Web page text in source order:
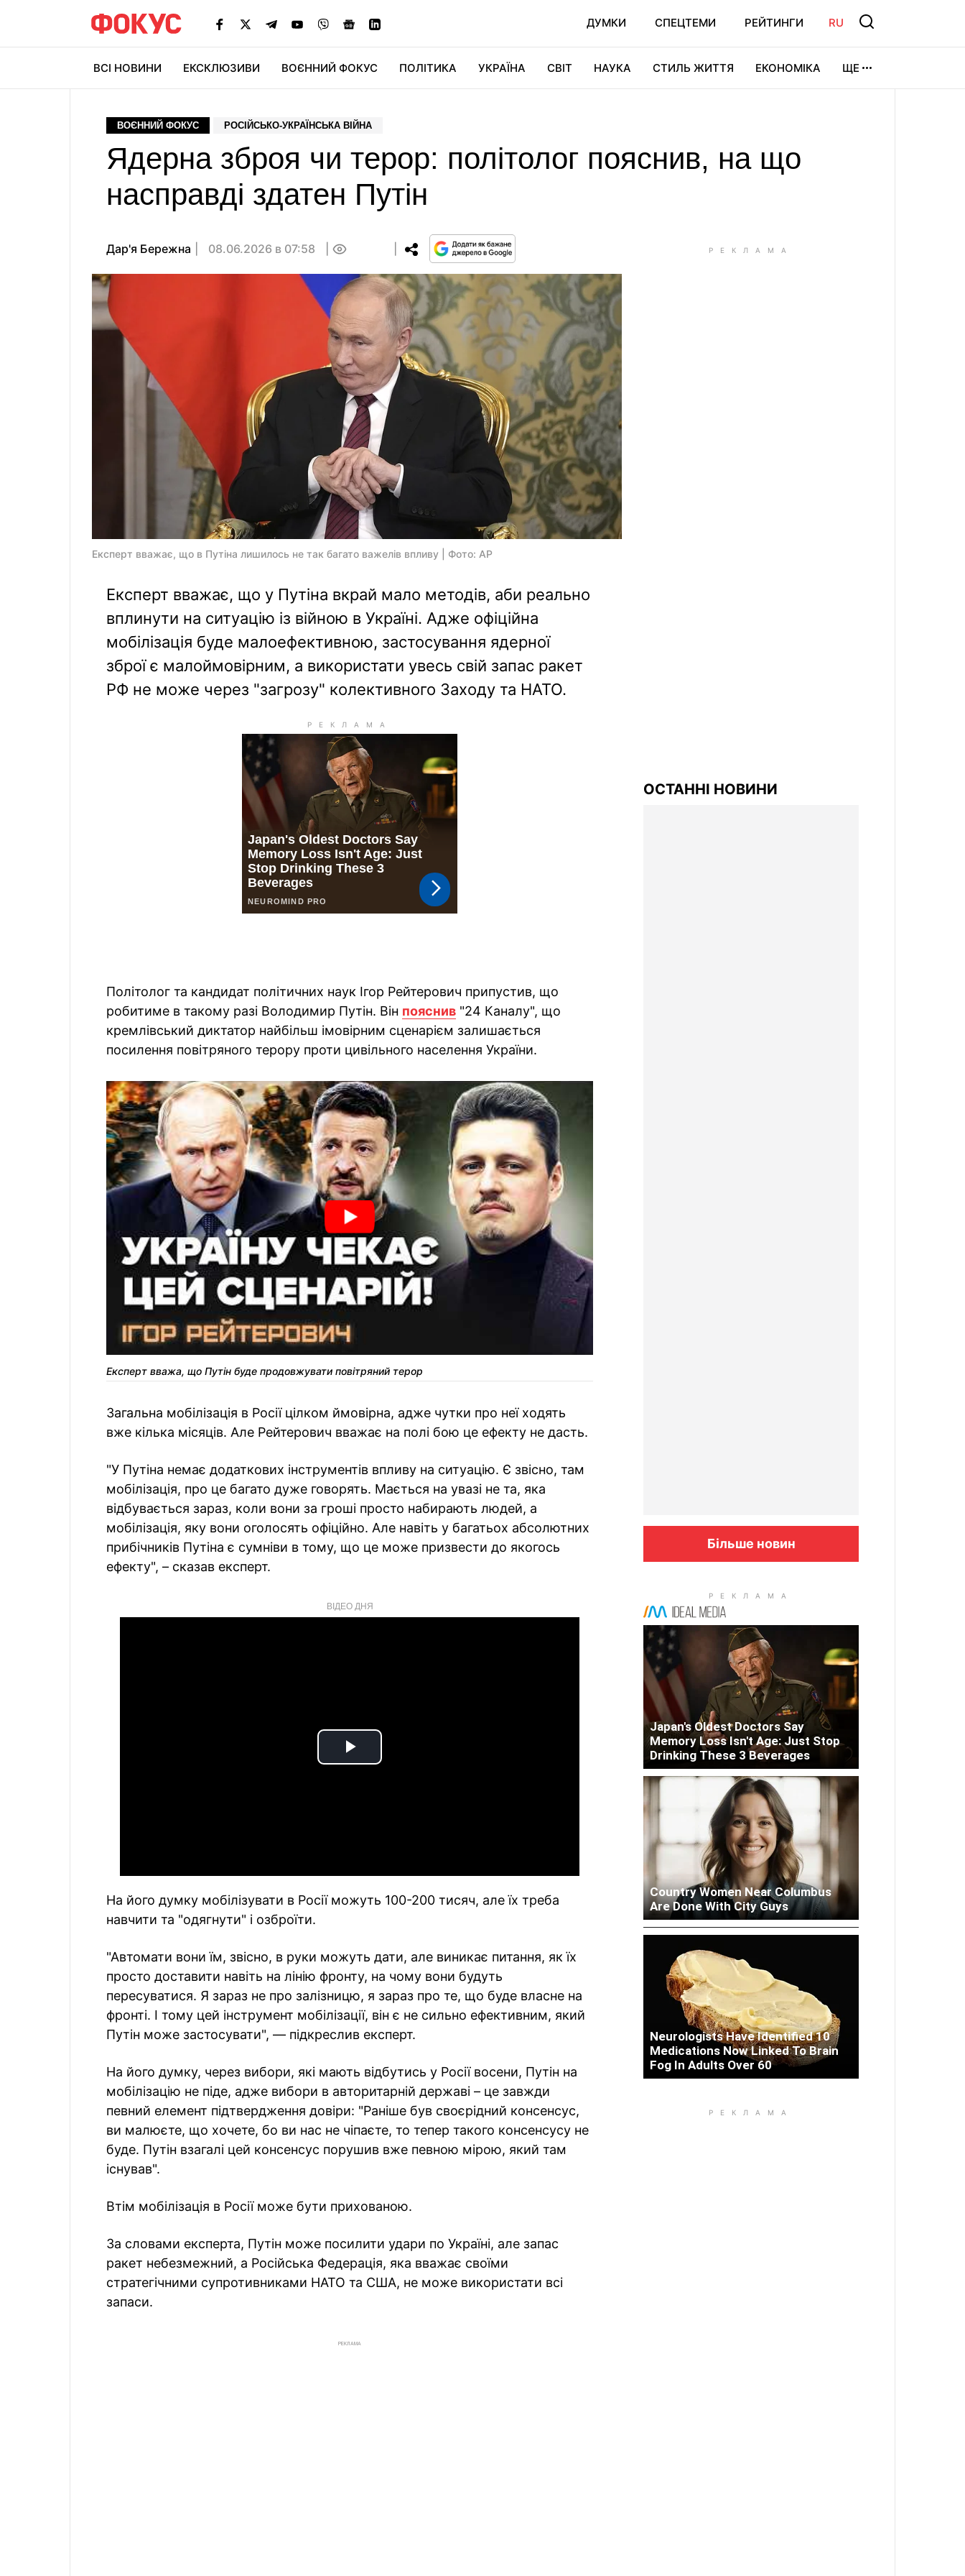
ДУМКИ СПЕЦТЕМИ РЕЙТИНГИ RU
ВСІ НОВИНИ ЕКСКЛЮЗИВИ ВОЄННИЙ ФОКУС ПОЛІТИКА УКРАЇНА СВІТ НАУКА СТИЛЬ ЖИТТЯ ЕКОНОМІКА ЩЕ
ВОЄННИЙ ФОКУС РОСІЙСЬКО-УКРАЇНСЬКА ВІЙНА
Ядерна зброя чи терор: політолог пояснив, на що
насправді здатен Путін
Дар'я Бережна 08.06.2026 в 07:58
Експерт вважає, що в Путіна лишилось не так багато важелів впливу | Фото: AP
Експерт вважає, що у Путіна вкрай мало методів, аби реально
вплинути на ситуацію із війною в Україні. Адже офіційна
мобілізація буде малоефективною, застосування ядерної
зброї є малоймовірним, а використати увесь свій запас ракет
РФ не може через "загрозу" колективного Заходу та НАТО.
Політолог та кандидат політичних наук Ігор Рейтерович припустив, що
робитиме в такому разі Володимир Путін. Він пояснив "24 Каналу", що
кремлівський диктатор найбільш імовірним сценарієм залишається
посилення повітряного терору проти цивільного населення України.
Експерт вважа, що Путін буде продовжувати повітряний терор
Загальна мобілізація в Росії цілком ймовірна, адже чутки про неї ходять
вже кілька місяців. Але Рейтерович вважає на полі бою це ефекту не дасть.
"У Путіна немає додаткових інструментів впливу на ситуацію. Є звісно, там
мобілізація, про це багато дуже говорять. Мається на увазі не та, яка
відбувається зараз, коли вони за гроші просто набирають людей, а
мобілізація, яку вони оголосять офіційно. Але навіть у багатьох абсолютних
прибічників Путіна є сумніви в тому, що це може призвести до якогось
ефекту", – сказав експерт.
ВІДЕО ДНЯ
Play
На його думку мобілізувати в Росії можуть 100-200 тисяч, але їх треба
навчити та "одягнути" і озброїти.
"Автомати вони їм, звісно, в руки можуть дати, але виникає питання, як їх
просто доставити навіть на лінію фронту, на чому вони будуть
пересуватися. Я зараз не про залізницю, я зараз про те, що буде власне на
фронті. І тому цей інструмент мобілізації, він є не сильно ефективним, який
Путін може застосувати", — підкреслив експерт.
На його думку, через вибори, які мають відбутись у Росії восени, Путін на
мобілізацію не піде, адже вибори в авторитарній державі – це завжди
певний елемент підтвердження довіри: "Раніше був своєрідний консенсус,
ви малюєте, що хочете, бо ви нас не чіпаєте, то тепер такого консенсусу не
буде. Путін взагалі цей консенсус порушив вже певною мірою, який там
існував".
Втім мобілізація в Росії може бути прихованою.
За словами експерта, Путін може посилити удари по Україні, але запас
ракет небезмежний, а Російська Федерація, яка вважає своїми
стратегічними супротивниками НАТО та США, не може використати всі
запаси.
РЕКЛАМА
ОСТАННІ НОВИНИ
Більше новин
Japan's Oldest Doctors Say
Memory Loss Isn't Age: Just Stop
Drinking These 3 Beverages
Country Women Near Columbus
Are Done With City Guys
Woman Lives In Garage - Don't
Judge Until You Peek Inside
Neurologists Have Identified 10
Medications Now Linked To Brain
Fog In Adults Over 60